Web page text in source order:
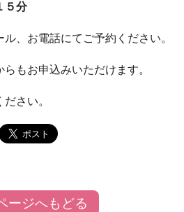
５分
、お電話にてご予約ください。
もお申込みいただけます。
さい。
ージへもどる